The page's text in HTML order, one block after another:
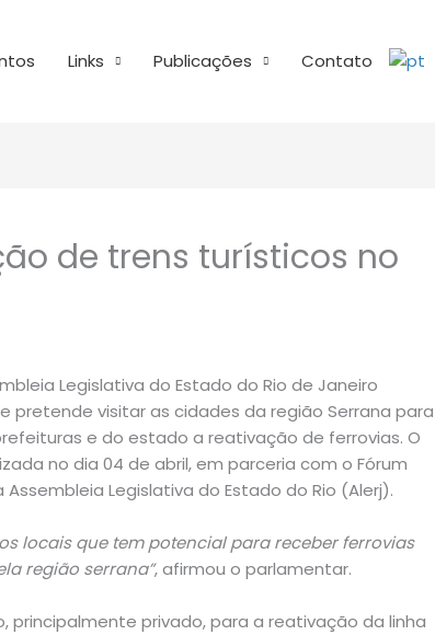
Links Publicações Contato
de trens turísticos no
Legislativa do Estado do Rio de Janeiro
pretende visitar as cidades da região Serrana para
e do estado a reativação de ferrovias. O
no dia 04 de abril, em parceria com o Fórum
Legislativa do Estado do Rio (Alerj).
locais que tem potencial para receber ferrovias
região serrana”, afirmou o parlamentar.
privado, para a reativação da linha